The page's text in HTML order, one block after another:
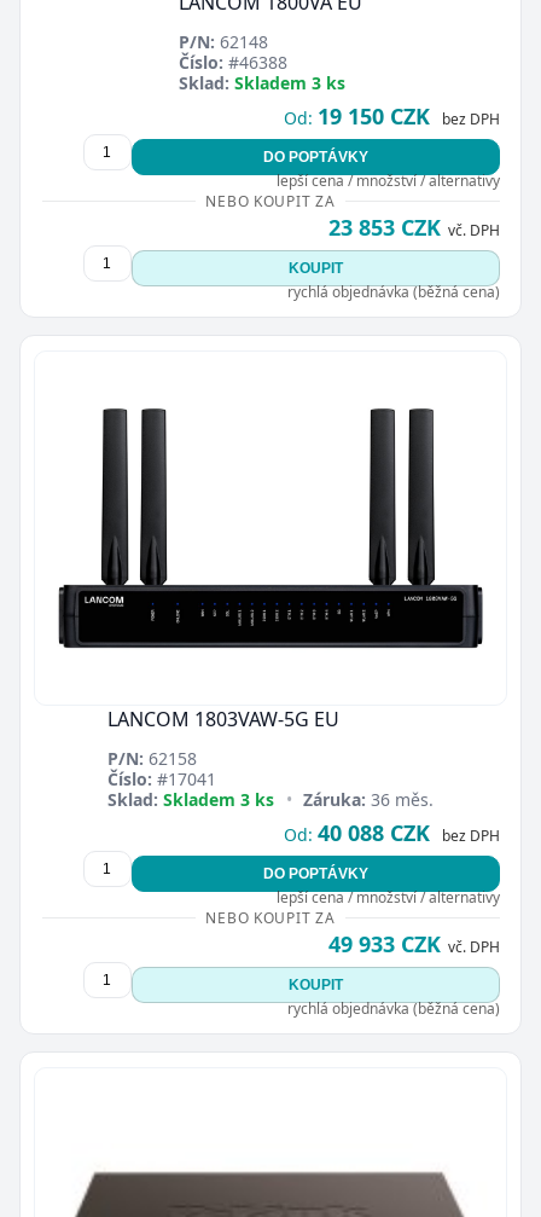
P/N: 62148
Číslo: #46388
Sklad: Skladem 3 ks
Od: 19 150 CZK bez DPH
DO POPTÁVKY
lepší cena / množství / alternativy
NEBO KOUPIT ZA
23 853 CZK vč. DPH
KOUPIT
rychlá objednávka (běžná cena)
LANCOM 1803VAW-5G EU
P/N: 62158
Číslo: #17041
Sklad: Skladem 3 ks • Záruka: 36 měs.
Od: 40 088 CZK bez DPH
DO POPTÁVKY
lepší cena / množství / alternativy
NEBO KOUPIT ZA
49 933 CZK vč. DPH
KOUPIT
rychlá objednávka (běžná cena)